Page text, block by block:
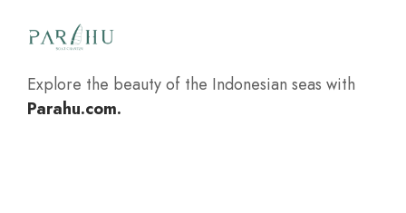
Explore the beauty of the Indonesian seas with
Parahu.com.